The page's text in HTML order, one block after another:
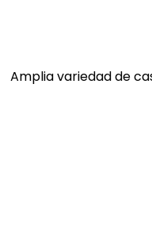
Amplia variedad de